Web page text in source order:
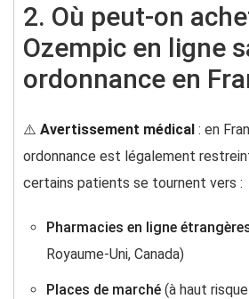
2. Où peut-on
Ozempic en ligne
ordonnance en
⚠️ Avertissement médical : en
ordonnance est légalement
certains patients se tournent vers :
Pharmacies en ligne
Royaume-Uni, Canada)
Places de marché(à haut